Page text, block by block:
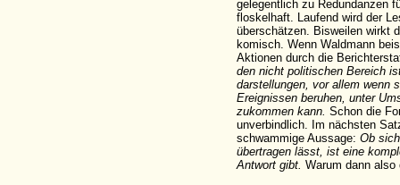
gelegentlich zu Redundanzen
floskelhaft. Laufend wird der
überschätzen. Bisweilen wirkt
komisch. Wenn Waldmann
Aktionen durch die
den nicht politischen Bereich
darstellungen, vor allem wenn
Ereignissen beruhen, unter
zukommen kann. Schon die
unverbindlich. Im nächsten
schwammige Aussage: Ob
übertragen lässt, ist eine
Antwort gibt. Warum dann also